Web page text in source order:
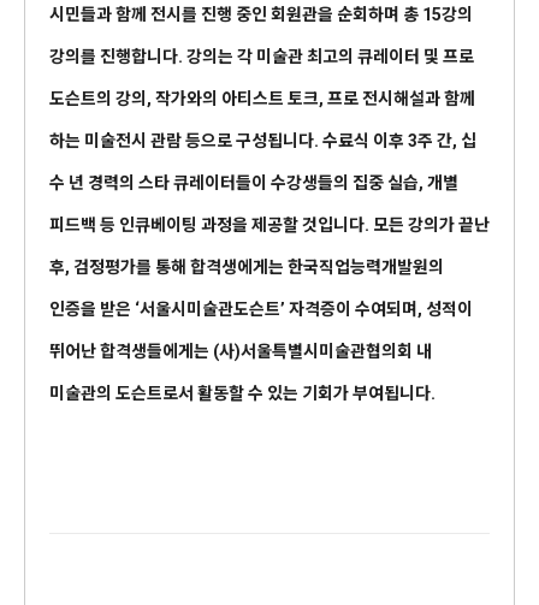
시민들과 함께 전시를 진행 중인 회원관을 순회하며 총 15강의
강의를 진행합니다. 강의는 각 미술관 최고의 큐레이터 및 프로
도슨트의 강의, 작가와의 아티스트 토크, 프로 전시해설과 함께
하는 미술전시 관람 등으로 구성됩니다. 수료식 이후 3주 간, 십
수 년 경력의 스타 큐레이터들이 수강생들의 집중 실습, 개별
피드백 등 인큐베이팅 과정을 제공할 것입니다. 모든 강의가 끝난
후, 검정평가를 통해 합격생에게는 한국직업능력개발원의
인증을 받은 ‘서울시미술관도슨트’ 자격증이 수여되며, 성적이
뛰어난 합격생들에게는 (사)서울특별시미술관협의회 내
미술관의 도슨트로서 활동할 수 있는 기회가 부여됩니다.